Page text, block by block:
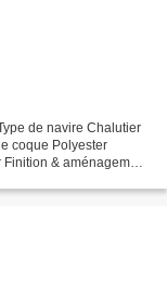
de navire Chalutier
coque Polyester
& aménagement